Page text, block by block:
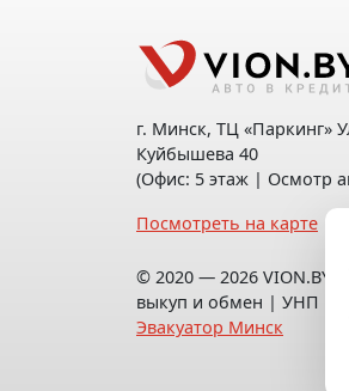
г. Минск, ТЦ «Паркинг»
Куйбышева 40
(Офис: 5 этаж | Осмотр
Посмотреть на карте
© 2020 — 2026 VION.BY
выкуп и обмен | УНП
Эвакуатор Минск